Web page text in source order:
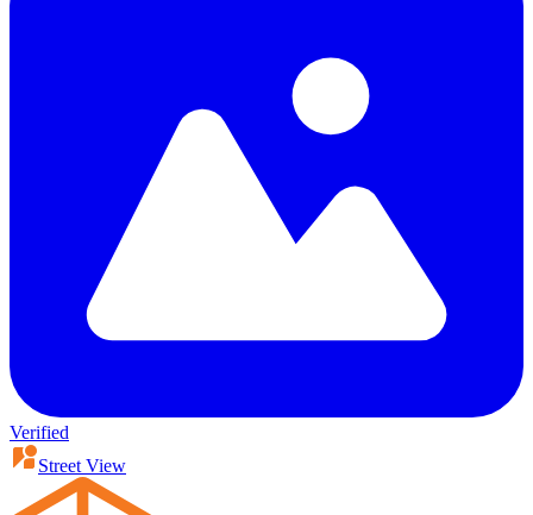
Verified
Street View